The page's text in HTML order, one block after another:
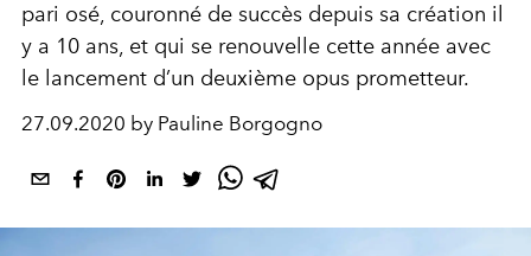
pari osé, couronné de succès depuis sa création il
y a 10 ans, et qui se renouvelle cette année avec
le lancement d’un deuxième opus prometteur.
27.09.2020 by Pauline Borgogno